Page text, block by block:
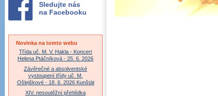
Sledujte nás
na Facebooku
Novinka na tomto webu
Třída uč. M. V. Hakla - Koncert
Helena Ptáčníková - 25. 6. 2026
Závěrečné a absolventské
vystoupení třídy uč. M.
Ošlejškové - 18. 6. 2026 Kunštát
XIV. nesoutěžní přehlídka